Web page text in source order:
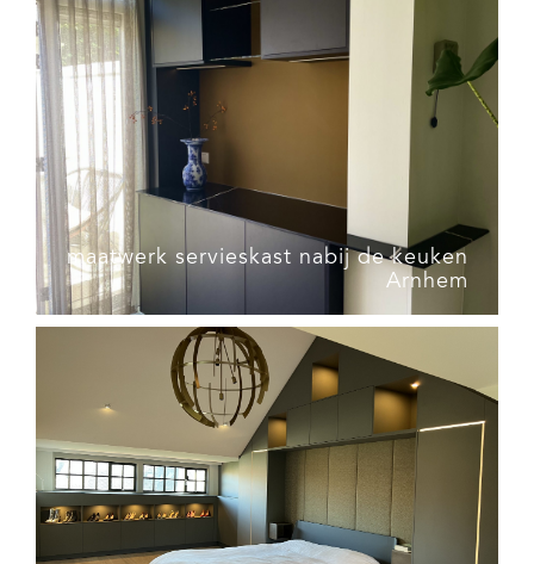
maatwerk servieskast nabij de keuken
Arnhem